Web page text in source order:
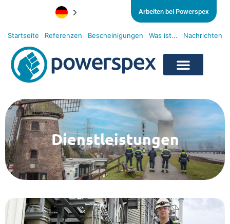
Startseite Referenzen Bescheinigungen Was ist... Nachrichten
Arbeiten bei Powerspex
Dienstleistungen